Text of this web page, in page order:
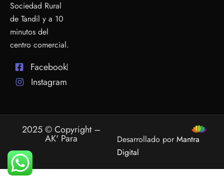
Sociedad Rural
de Tandil y a 10
minutos del
centro comercial.
Facebook
Instagram
2025 © Copyright –
AK' Para Desarrollado por Mantra
Digital